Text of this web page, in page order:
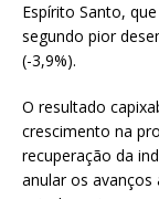
Espírito Santo,
segundo pior
(-3,9%).
O resultado
crescimento na
recuperação da
anular os avanços